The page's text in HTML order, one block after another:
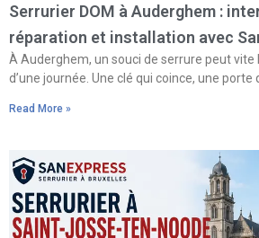
Serrurier DOM à Auderghem :
réparation et installation avec
À Auderghem, un souci de serrure peut
d’une journée. Une clé qui coince, une porte
Read More »